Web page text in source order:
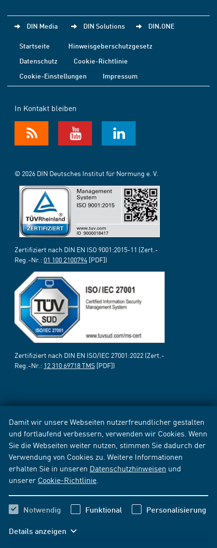
Damit wir unsere Webseiten nutzerfreundlicher gestalten
und fortlaufend verbessern, verwenden wir Cookies. Wenn
Sie die Webseiten weiter nutzen, stimmen Sie dadurch der
Verwendung von Cookies zu. Weitere Informationen
erhalten Sie in unseren Datenschutzhinweisen und
unserer Cookie-Richtlinie
Notwendig Funktional Personalisierung
Details anzeigen
DIN Media DIN Solutions DIN.ONE
Startseite
Hinweisgeberschutzgesetz
Datenschutz
Cookie-Richtlinie
Cookie-Einstellungen
Impressum
In Kontakt bleiben
© 2026 DIN Deutsches Institut für Normung e. V.
Zertifiziert nach DIN EN ISO 9001:2015-11 (Zert.-
Reg.-Nr.: 01 100 2100794 [PDF])
Zertifiziert nach DIN EN ISO/IEC 27001:2022 (Zert.-
Reg.-Nr.: 12 310 69718 TMS [PDF])